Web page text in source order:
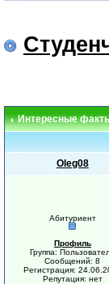
Интересные
Oleg08
Абитуриент
Профиль
Группа:
Сообщений: 8
Регистрация:
Репутация: нет